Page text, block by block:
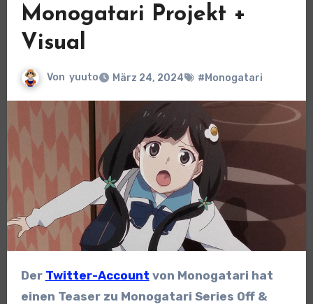
Monogatari Projekt +
Visual
Von yuuto März 24, 2024 #Monogatari
Der Twitter-Account von Monogatari hat
einen Teaser zu Monogatari Series Off &